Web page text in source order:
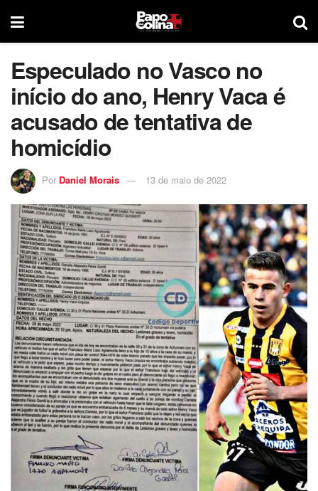
Especulado no Vasco no
início do ano, Henry Vaca é
acusado de tentativa de
homicídio
Por Daniel Morais 13 de maio de 2022